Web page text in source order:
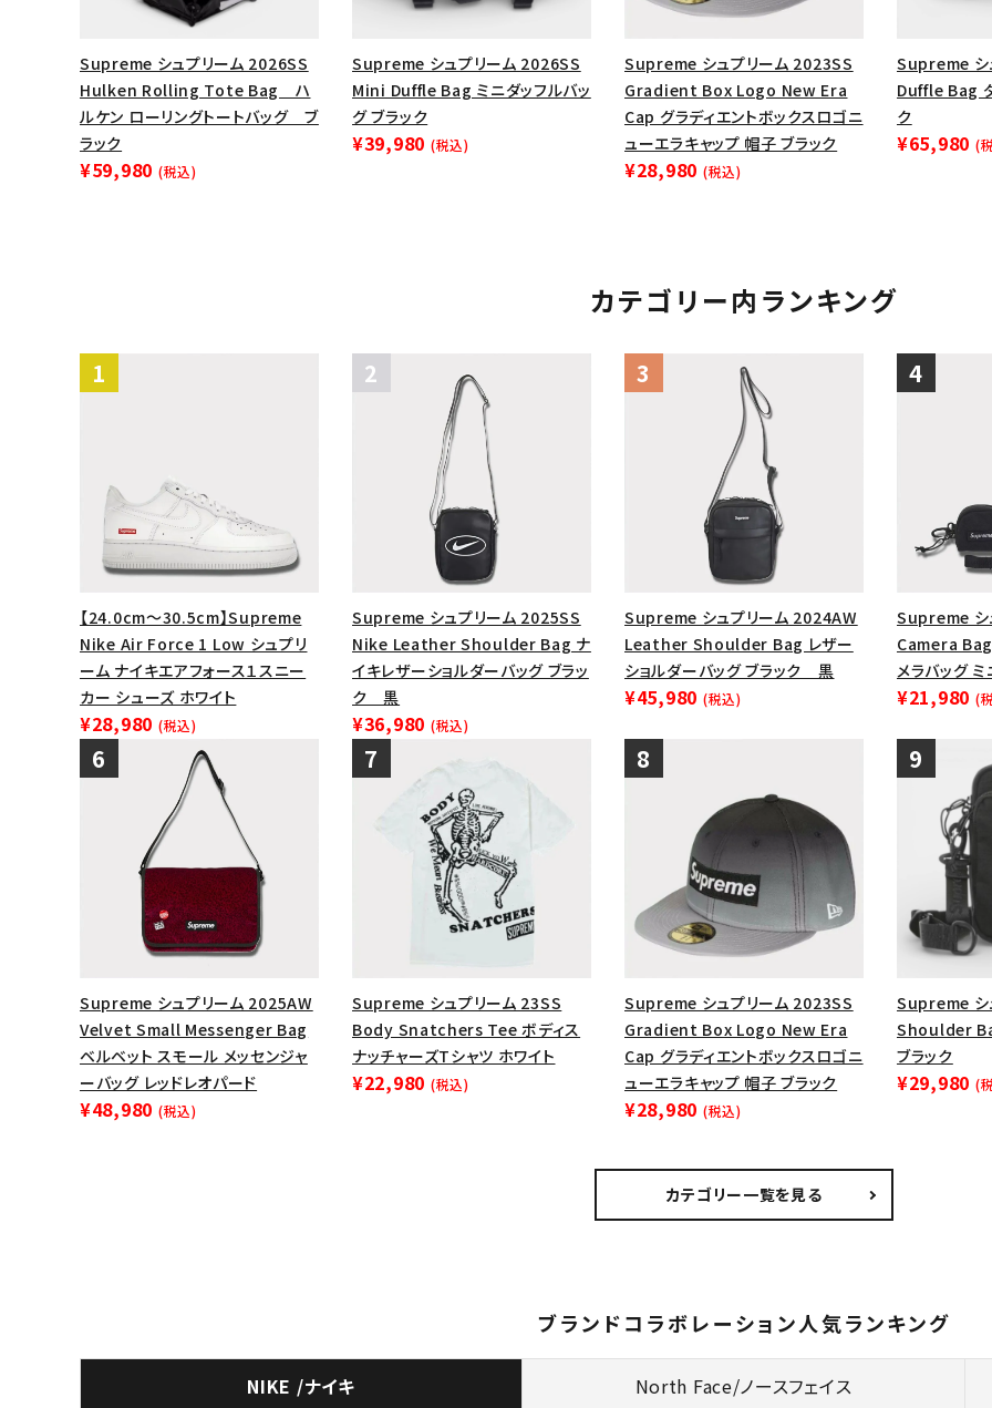
在庫のない商品を表示する
絞り込んで検索する
Supreme シュプリーム 2026SS
Hulken Rolling Tote Bag ハ
ルケン ローリングトートバッグ ブ
ラック
¥59,980 (税込)
Supreme シュプリーム 2026SS
Mini Duffle Bag ミニダッフルバッ
グ ブラック
¥39,980 (税込)
Supreme シュプリーム 2023SS
Gradient Box Logo New Era
Cap グラディエントボックスロゴニ
ューエラキャップ 帽子 ブラック
¥28,980 (税込)
Supreme シ
Duffle Bag
ク
¥65,980 (
カテゴリー内ランキング
【24.0cm～30.5cm】Supreme
Nike Air Force 1 Low シュプリ
ーム ナイキエアフォース１スニー
カー シューズ ホワイト
¥28,980 (税込)
Supreme シュプリーム 2025SS
Nike Leather Shoulder Bag ナ
イキレザーショルダーバッグ ブラッ
ク 黒
¥36,980 (税込)
Supreme シュプリーム 2024AW
Leather Shoulder Bag レザー
ショルダーバッグ ブラック 黒
¥45,980 (税込)
Supreme シ
Camera
メラバッグ
¥21,980 (
Supreme シュプリーム 2025AW
Velvet Small Messenger Bag
ベルベット スモール メッセンジャ
ーバッグ レッドレオパード
¥48,980 (税込)
Supreme シュプリーム 23SS
Body Snatchers Tee ボディス
ナッチャーズTシャツ ホワイト
¥22,980 (税込)
Supreme シュプリーム 2023SS
Gradient Box Logo New Era
Cap グラディエントボックスロゴニ
ューエラキャップ 帽子 ブラック
¥28,980 (税込)
Supreme シ
Shoulder
ブラック
¥29,980 (
カテゴリー一覧を見る
ブランドコラボレーション人気ランキング
NIKE /ナイキ North Face/ノースフェイス